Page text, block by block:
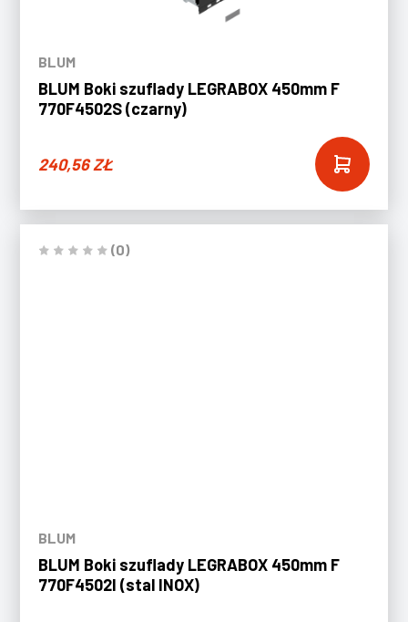
BLUM
BLUM Boki szuflady LEGRABOX 450mm F
770F4502S (czarny)
240,56ZŁ
(0)
BLUM
BLUM Boki szuflady LEGRABOX 450mm F
770F4502I (stal INOX)